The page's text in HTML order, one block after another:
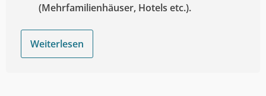
(Mehrfamilienhäuser, Hotels etc.).
Weiterlesen